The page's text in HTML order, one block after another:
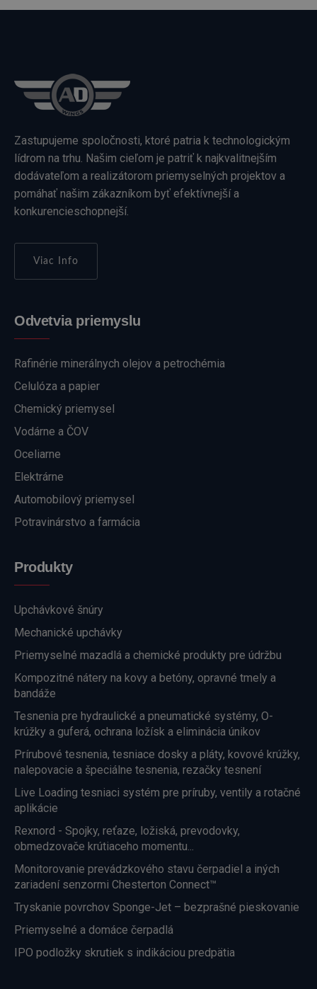
Zastupujeme spoločnosti, ktoré patria k technologickým
lídrom na trhu. Našim cieľom je patriť k najkvalitnejším
dodávateľom a realizátorom priemyselných projektov a
pomáhať našim zákazníkom byť efektívnejší a
konkurencieschopnejší.
Viac Info
Odvetvia priemyslu
Rafinérie minerálnych olejov a petrochémia
Celulóza a papier
Chemický priemysel
Vodárne a ČOV
Oceliarne
Elektrárne
Automobilový priemysel
Potravinárstvo a farmácia
Produkty
Upchávkové šnúry
Mechanické upchávky
Priemyselné mazadlá a chemické produkty pre údržbu
Kompozitné nátery na kovy a betóny, opravné tmely a
bandáže
Tesnenia pre hydraulické a pneumatické systémy, O-
krúžky a guferá, ochrana ložísk a eliminácia únikov
Prírubové tesnenia, tesniace dosky a pláty, kovové krúžky,
nalepovacie a špeciálne tesnenia, rezačky tesnení
Live Loading tesniaci systém pre príruby, ventily a rotačné
aplikácie
Rexnord - Spojky, reťaze, ložiská, prevodovky,
obmedzovače krútiaceho momentu...
Monitorovanie prevádzkového stavu čerpadiel a iných
zariadení senzormi Chesterton Connect™
Tryskanie povrchov Sponge-Jet – bezprašné pieskovanie
Priemyselné a domáce čerpadlá
IPO podložky skrutiek s indikáciou predpätia